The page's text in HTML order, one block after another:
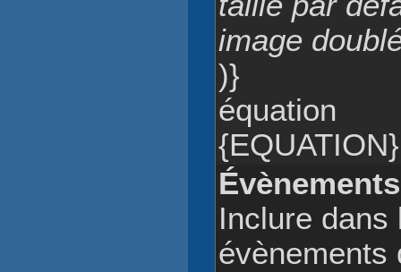
image
)}
équation
{EQUATION}
Évènements
Inclure dans
évènements